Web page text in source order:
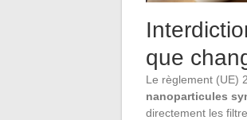
que
Le règlement (UE)
nanoparticules
directement les